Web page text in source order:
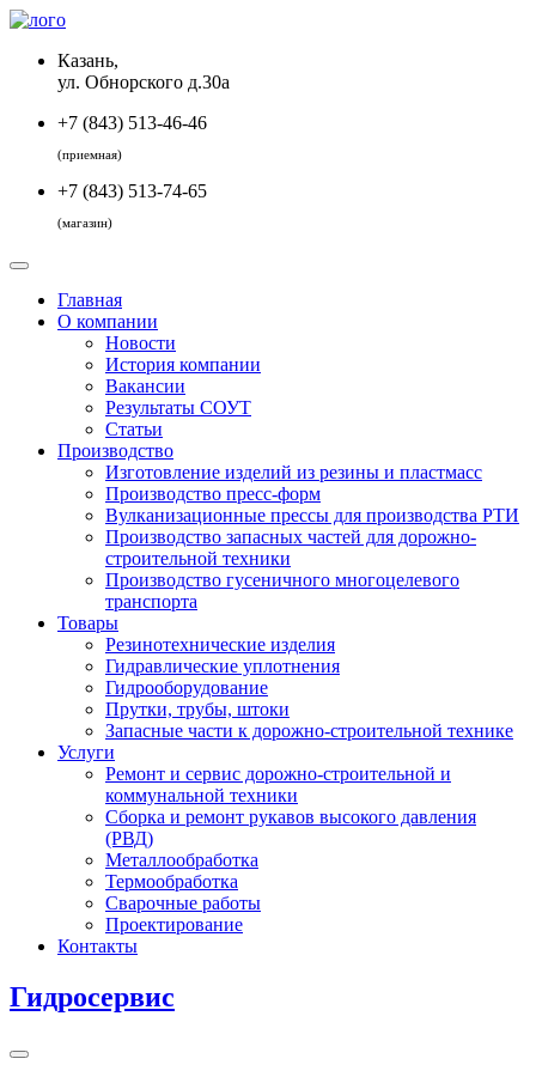
Казань,
ул. Обнорского д.30а
+7 (843) 513-46-46
(приемная)
+7 (843) 513-74-65
(магазин)
Главная
О компании
Новости
История компании
Вакансии
Результаты СОУТ
Статьи
Производство
Изготовление изделий из резины и пластмасс
Производство пресс-форм
Вулканизационные прессы для производства РТИ
Производство запасных частей для дорожно-
строительной техники
Производство гусеничного многоцелевого
транспорта
Товары
Резинотехнические изделия
Гидравлические уплотнения
Гидрооборудование
Прутки, трубы, штоки
Запасные части к дорожно-строительной технике
Услуги
Ремонт и сервис дорожно-строительной и
коммунальной техники
Сборка и ремонт рукавов высокого давления
(РВД)
Металлообработка
Термообработка
Сварочные работы
Проектирование
Контакты
Гидросервис